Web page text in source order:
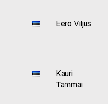
Eero Viljus
Kauri
Tammai